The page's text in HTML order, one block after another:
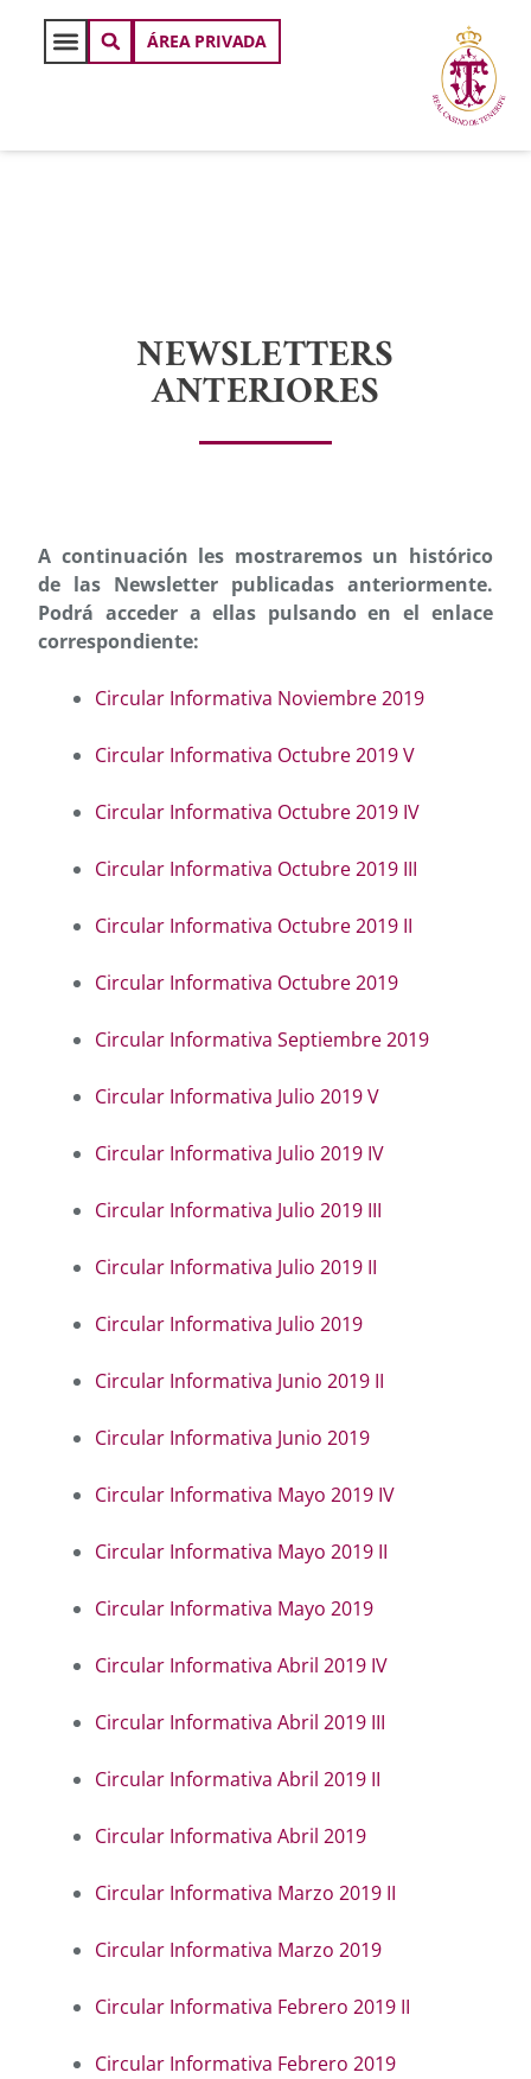
ÁREA PRIVADA
NEWSLETTERS
ANTERIORES
A continuación les mostraremos un histórico
de las Newsletter publicadas anteriormente.
Podrá acceder a ellas pulsando en el enlace
correspondiente:
Circular Informativa Noviembre 2019
Circular Informativa Octubre 2019 V
Circular Informativa Octubre 2019 IV
Circular Informativa Octubre 2019 III
Circular Informativa Octubre 2019 II
Circular Informativa Octubre 2019
Circular Informativa Septiembre 2019
Circular Informativa Julio 2019 V
Circular Informativa Julio 2019 IV
Circular Informativa Julio 2019 III
Circular Informativa Julio 2019 II
Circular Informativa Julio 2019
Circular Informativa Junio 2019 II
Circular Informativa Junio 2019
Circular Informativa Mayo 2019 IV
Circular Informativa Mayo 2019 II
Circular Informativa Mayo 2019
Circular Informativa Abril 2019 IV
Circular Informativa Abril 2019 III
Circular Informativa Abril 2019 II
Circular Informativa Abril 2019
Circular Informativa Marzo 2019 II
Circular Informativa Marzo 2019
Circular Informativa Febrero 2019 II
Circular Informativa Febrero 2019